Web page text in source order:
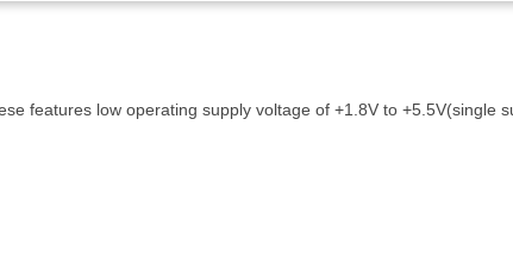
features low operating supply voltage of +1.8V to +5.5V(single